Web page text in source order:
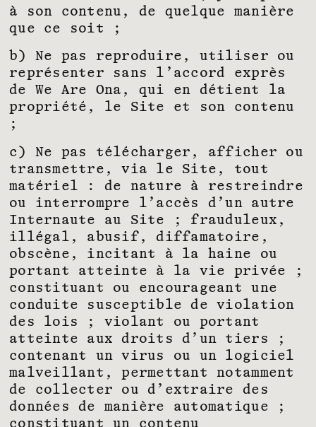
à son contenu, de quelque manière
que ce soit ;
b) Ne pas reproduire, utiliser ou
représenter sans l’accord exprès
de We Are Ona, qui en détient la
propriété, le Site et son contenu
;
c) Ne pas télécharger, afficher ou
transmettre, via le Site, tout
matériel : de nature à restreindre
ou interrompre l’accès d’un autre
Internaute au Site ; frauduleux,
illégal, abusif, diffamatoire,
obscène, incitant à la haine ou
portant atteinte à la vie privée ;
constituant ou encourageant une
conduite susceptible de violation
des lois ; violant ou portant
atteinte aux droits d’un tiers ;
contenant un virus ou un logiciel
malveillant, permettant notamment
de collecter ou d’extraire des
données de manière automatique ;
constituant un contenu